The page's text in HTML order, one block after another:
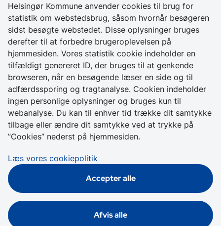
Kontakt os
+ 45 49 28 28 28
CVR 64 50 20 18
Skriv sikkert til
Helsingør Kommune
Genveje
Cookies
Helsingør Kommune anvender cookies til brug for
statistik om webstedsbrug, såsom hvornår besøgeren
sidst besøgte webstedet. Disse oplysninger bruges
derefter til at forbedre brugeroplevelsen på
hjemmesiden. Vores statistik cookie indeholder en
tilfældigt genereret ID, der bruges til at genkende
browseren, når en besøgende læser en side og til
adfærdssporing og tragtanalyse. Cookien indeholder
ingen personlige oplysninger og bruges kun til
webanalyse. Du kan til enhver tid trække dit samtykke
tilbage eller ændre dit samtykke ved at trykke på
”Cookies” nederst på hjemmesiden.
Læs vores cookiepolitik
Accepter alle
Afvis alle